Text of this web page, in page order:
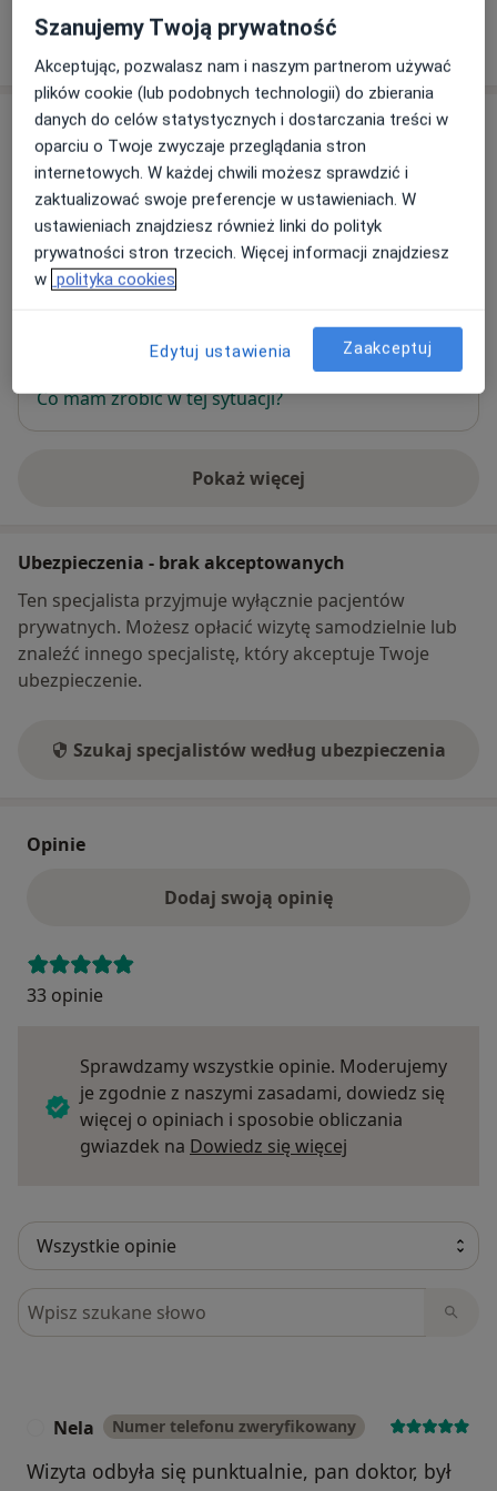
W jaki sposób ustalane są ceny?
Adres
Centrum Pediatrii Nord Clinic
Bolesława Leśmiana 7/U18,80-280Gdańsk
Dostępność
W tym gabinecie nie można umawiać wizyt przez
Co mam zrobić w tej sytuacji?
Pokaż więcej
o adresie
Ubezpieczenia - brak akceptowanych
Ten specjalista przyjmuje wyłącznie pacjentów
prywatnych. Możesz opłacić wizytę samodzielnie lub
znaleźć innego specjalistę, który akceptuje Twoje
ubezpieczenie.
Szukaj specjalistów według ubezpieczenia
Opinie
Dodaj swoją opinię
33 opinie
Sprawdzamy wszystkie opinie. Moderujemy
je zgodnie z naszymi zasadami, dowiedz się
więcej o opiniach i sposobie obliczania
gwiazdek na Dowiedz się więcej
Szukaj w opiniach
Nela Numer telefonu zweryfikowany
Wizyta odbyła się punktualnie, pan doktor, był
Szanujemy Twoją prywatność
Akceptując, pozwalasz nam i naszym partnerom używać
plików cookie (lub podobnych technologii) do zbierania
danych do celów statystycznych i dostarczania treści w
oparciu o Twoje zwyczaje przeglądania stron
internetowych. W każdej chwili możesz sprawdzić i
zaktualizować swoje preferencje w ustawieniach. W
ustawieniach znajdziesz również linki do polityk
prywatności stron trzecich. Więcej informacji znajdziesz
w polityka cookies
Edytuj ustawienia Zaakceptuj